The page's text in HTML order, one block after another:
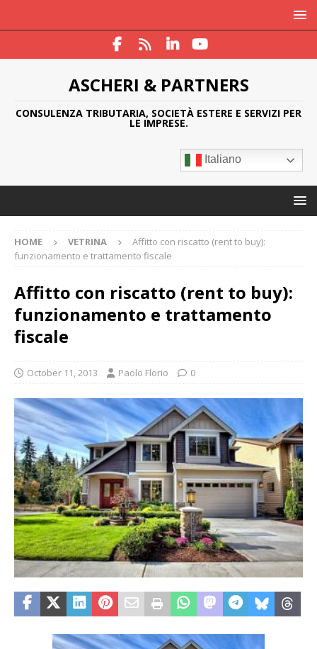
ASCHERI & PARTNERS
CONSULENZA TRIBUTARIA, SOCIETÀ ESTERE E SERVIZI PER
LE IMPRESE.
Italiano
HOME VETRINA
Affitto con riscatto (rent to buy):
funzionamento e trattamento fiscale
Affitto con riscatto (rent to buy):
funzionamento e trattamento
fiscale
October 11, 2013 Paolo Florio 0